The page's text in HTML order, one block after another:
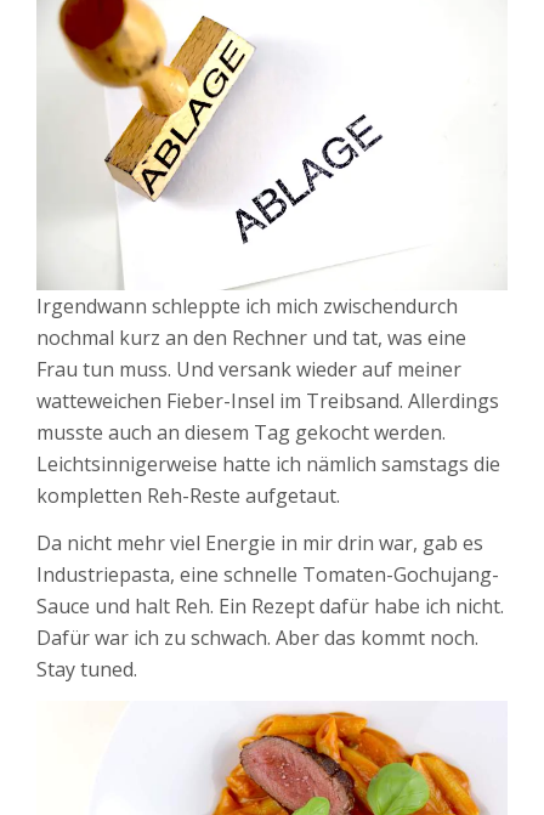
Irgendwann schleppte ich mich zwischendurch
nochmal kurz an den Rechner und tat, was eine
Frau tun muss. Und versank wieder auf meiner
watteweichen Fieber-Insel im Treibsand. Allerdings
musste auch an diesem Tag gekocht werden.
Leichtsinnigerweise hatte ich nämlich samstags die
kompletten Reh-Reste aufgetaut.
Da nicht mehr viel Energie in mir drin war, gab es
Industriepasta, eine schnelle Tomaten-Gochujang-
Sauce und halt Reh. Ein Rezept dafür habe ich nicht.
Dafür war ich zu schwach. Aber das kommt noch.
Stay tuned.